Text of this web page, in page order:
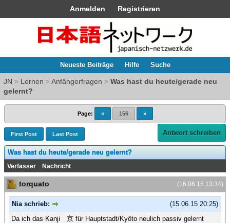
Anmelden Registrieren
Neueste Beiträge Hilfe Suche
JN > Lernen >Anfängerfragen > Was hast du heute/gerade neu
gelernt?
Page: « 156 »
First Post Last Post Antwort schreiben
Was hast du heute/gerade neu gelernt?
Verfasser Nachricht
(16.06.15 13:34)
torquato
(15.06.15 20:25)
Nia schrieb:
Da ich das Kanji 京 für Hauptstadt/Kyôto neulich passiv gelernt